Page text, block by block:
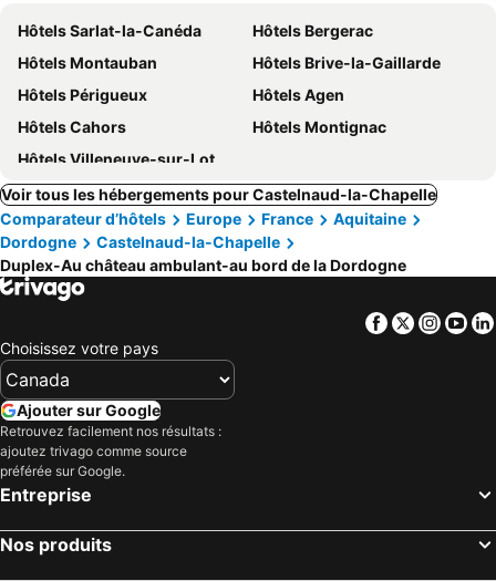
Hôtels Sarlat-la-Canéda
Hôtels Bergerac
Hôtels Montauban
Hôtels Brive-la-Gaillarde
Hôtels Périgueux
Hôtels Agen
Hôtels Cahors
Hôtels Montignac
Hôtels Villeneuve-sur-Lot
Voir tous les hébergements pour Castelnaud-la-Chapelle
Comparateur d’hôtels
Europe France
Aquitaine
Dordogne
Castelnaud-la-Chapelle
Duplex-Au château ambulant-au bord de la Dordogne
Facebook
Twitter
Choisissez votre pays
Ajouter sur Google
Retrouvez facilement nos résultats :
ajoutez trivago comme source
préférée sur Google.
Entreprise
Nos produits